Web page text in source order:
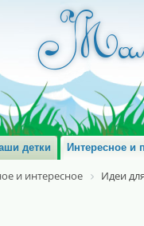
детки Интересное и
и интересное Идеи